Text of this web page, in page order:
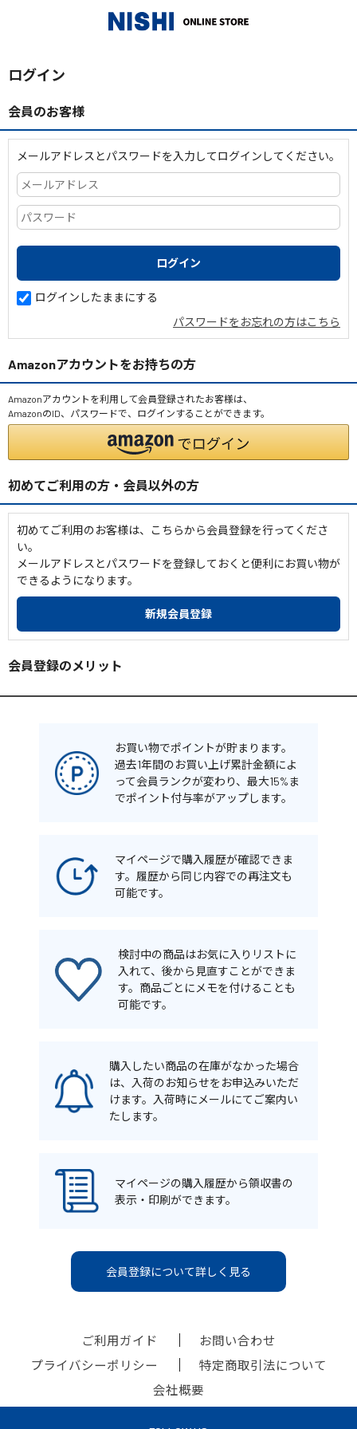
ログイン
会員のお客様
メールアドレスとパスワードを入力してログインしてください。
ログインしたままにする
パスワードをお忘れの方はこちら
Amazonアカウントをお持ちの方
Amazonアカウントを利用して会員登録されたお客様は、
AmazonのID、パスワードで、ログインすることができます。
初めてご利用の方・会員以外の方
初めてご利用のお客様は、こちらから会員登録を行ってくださ
い。
メールアドレスとパスワードを登録しておくと便利にお買い物が
できるようになります。
会員登録のメリット
お買い物でポイントが貯まります。
過去1年間のお買い上げ累計金額によ
って会員ランクが変わり、最大15%ま
でポイント付与率がアップします。
マイページで購入履歴が確認できま
す。履歴から同じ内容での再注文も
可能です。
検討中の商品はお気に入りリストに
入れて、後から見直すことができま
す。商品ごとにメモを付けることも
可能です。
購入したい商品の在庫がなかった場合
は、入荷のお知らせをお申込みいただ
けます。入荷時にメールにてご案内い
たします。
マイページの購入履歴から領収書の
表示・印刷ができます。
会員登録について詳しく見る
ご利用ガイド
お問い合わせ
プライバシーポリシー
特定商取引法について
会社概要